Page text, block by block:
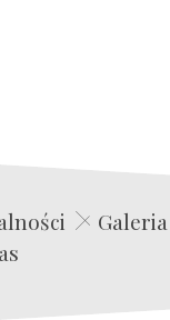
Film Agencja Aktorska
Galeria